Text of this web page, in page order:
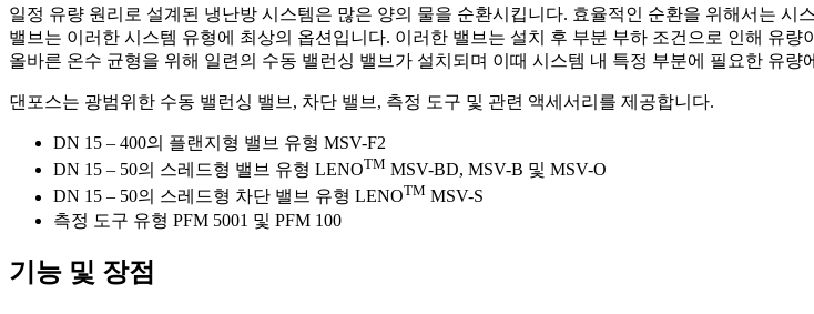
일정 유량 원리로 설계된 냉난방 시스템은 많은 양의 물을 순환시킵니다. 효율적인 순환을 위해서는
밸브는 이러한 시스템 유형에 최상의 옵션입니다. 이러한 밸브는 설치 후 부분 부하 조건으로 인해 유
올바른 온수 균형을 위해 일련의 수동 밸런싱 밸브가 설치되며 이때 시스템 내 특정 부분에 필요한 유
댄포스는 광범위한 수동 밸런싱 밸브, 차단 밸브, 측정 도구 및 관련 액세서리를 제공합니다.
DN 15 – 400의 플랜지형 밸브 유형 MSV-F2
DN 15 – 50의 스레드형 밸브 유형 LENOTM MSV-BD, MSV-B 및 MSV-O
DN 15 – 50의 스레드형 차단 밸브 유형 LENOTM MSV-S
측정 도구 유형 PFM 5001 및 PFM 100
기능 및 장점